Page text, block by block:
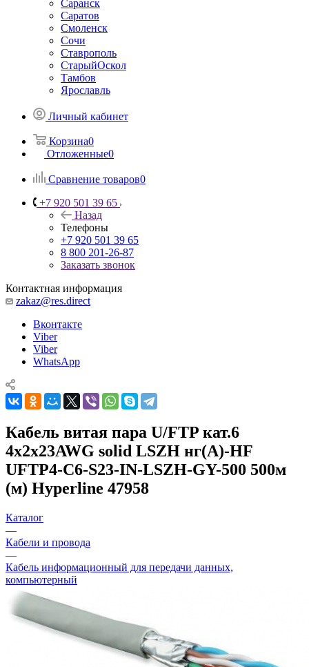
Саранск
Саратов
Смоленск
Сочи
Ставрополь
СтарыйОскол
Тамбов
Ярославль
Личный кабинет
Корзина0
Отложенные0
Сравнение товаров0
+7 920 501 39 65
Назад
Телефоны
+7 920 501 39 65
8 800 201-26-87
Заказать звонок
Контактная информация
zakaz@res.direct
Вконтакте
Viber
Viber
WhatsApp
Кабель витая пара U/FTP кат.6
4х2х23AWG solid LSZH нг(А)-HF
UFTP4-C6-S23-IN-LSZH-GY-500 500м
(м) Hyperline 47958
Каталог
—
Кабели и провода
—
Кабель информационный для передачи данных,
компьютерный